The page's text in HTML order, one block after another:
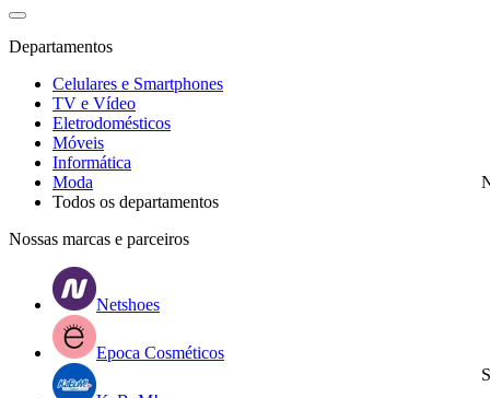
Departamentos
Celulares e Smartphones
TV e Vídeo
Eletrodomésticos
Móveis
Informática
Moda
Todos os departamentos
Nossas marcas e parceiros
Netshoes
Epoca Cosméticos